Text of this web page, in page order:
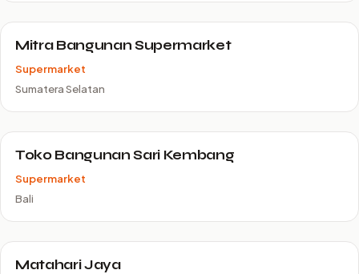
Mitra Bangunan Supermarket
Supermarket
Sumatera Selatan
Toko Bangunan Sari Kembang
Supermarket
Bali
Matahari Jaya